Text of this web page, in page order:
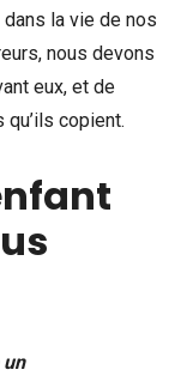
la vie de nos
nous devons
eux, et de
copient.
un